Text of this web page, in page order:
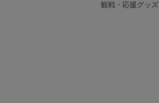
観戦・応援グッズ